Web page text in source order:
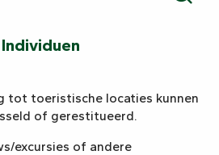
tot toeristische locaties kunnen
of gerestitueerd.
excursies of andere